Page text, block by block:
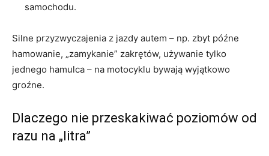
samochodu.
Silne przyzwyczajenia z jazdy autem – np. zbyt późne
hamowanie, „zamykanie” zakrętów, używanie tylko
jednego hamulca – na motocyklu bywają wyjątkowo
groźne.
Dlaczego nie przeskakiwać poziomów od
razu na „litra”